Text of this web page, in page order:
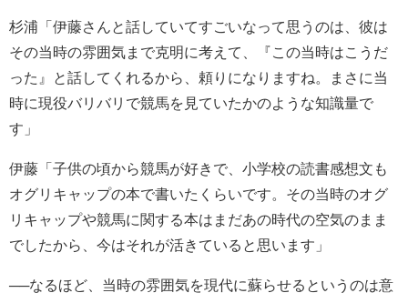
杉浦「伊藤さんと話していてすごいなって思うのは、彼は
その当時の雰囲気まで克明に考えて、『この当時はこうだ
った』と話してくれるから、頼りになりますね。まさに当
時に現役バリバリで競馬を見ていたかのような知識量で
す」
伊藤「子供の頃から競馬が好きで、小学校の読書感想文も
オグリキャップの本で書いたくらいです。その当時のオグ
リキャップや競馬に関する本はまだあの時代の空気のまま
でしたから、今はそれが活きていると思います」
──なるほど、当時の雰囲気を現代に蘇らせるというのは意